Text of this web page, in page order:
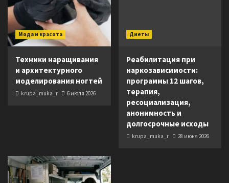
Мода и красота
Техники наращивания
и архитектурного
моделирования ногтей
krupa_muka_r 6 июля 2026
Диеты
Реабилитация при
наркозависимости:
программы 12 шагов,
терапия,
ресоциализация,
анонимность и
долгосрочные исходы
krupa_muka_r 28 июня 2026